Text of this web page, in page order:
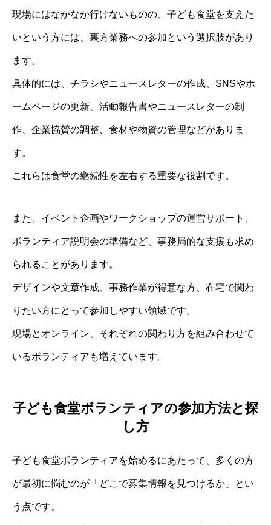
現場にはなかなか行けないものの、子ども食堂を支えた
いという方には、裏方業務への参加という選択肢があり
ます。
具体的には、チラシやニュースレターの作成、SNSやホ
ームページの更新、活動報告書やニュースレターの制
作、企業協賛の調整、食材や物資の管理などがありま
す。
これらは食堂の継続性を左右する重要な役割です。
また、イベント企画やワークショップの運営サポート、
ボランティア説明会の準備など、事務局的な支援も求め
られることがあります。
デザインや文章作成、事務作業が得意な方、在宅で関わ
りたい方にとって参加しやすい領域です。
現場とオンライン、それぞれの関わり方を組み合わせて
いるボランティアも増えています。
子ども食堂ボランティアの参加方法と探
し方
子ども食堂ボランティアを始めるにあたって、多くの方
が最初に悩むのが「どこで募集情報を見つけるか」とい
う点です。